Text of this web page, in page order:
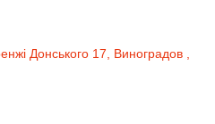
Донського 17, Виноградов ,